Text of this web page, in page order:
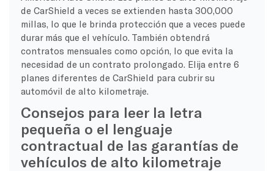
de CarShield a veces se extienden hasta 300,000
millas, lo que le brinda protección que a veces puede
durar más que el vehículo. También obtendrá
contratos mensuales como opción, lo que evita la
necesidad de un contrato prolongado. Elija entre 6
planes diferentes de CarShield para cubrir su
automóvil de alto kilometraje.
Consejos para leer la letra
pequeña o el lenguaje
contractual de las garantías de
vehículos de alto kilometraje